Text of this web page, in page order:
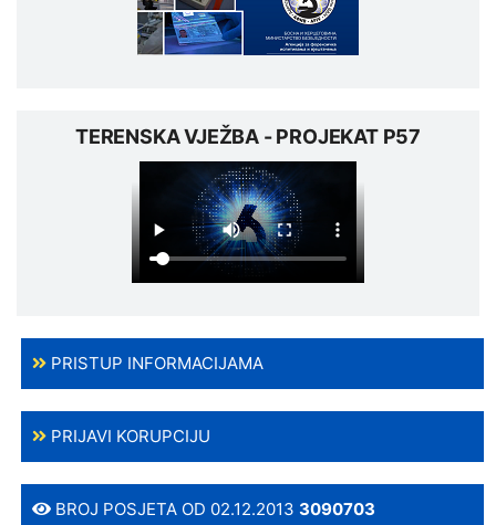
TERENSKA VJEŽBA - PROJEKAT P57
PRISTUP INFORMACIJAMA
PRIJAVI KORUPCIJU
BROJ POSJETA OD 02.12.20133090703